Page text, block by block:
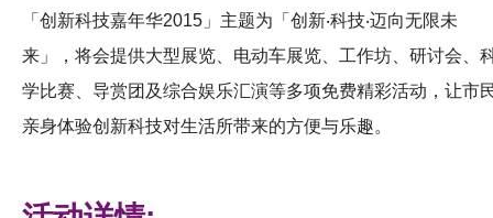
科技分享
会籍
「创新科技嘉年华2015」主题为「创新‧科技‧迈向无限未
来」，将会提供大型展览、电动车展览、工作坊、研讨会、
学比赛、导赏团及综合娱乐汇演等多项免费精彩活动，让市
亲身体验创新科技对生活所带来的方便与乐趣。